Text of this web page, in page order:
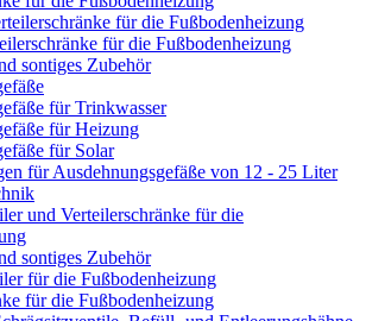
für die Fußbodenheizung
für die Fußbodenheizung
sontiges Zubehör
für Trinkwasser
für Heizung
für Solar
für Ausdehnungsgefäße von 12 - 25 Liter
und Verteilerschränke für die
sontiges Zubehör
für die Fußbodenheizung
für die Fußbodenheizung